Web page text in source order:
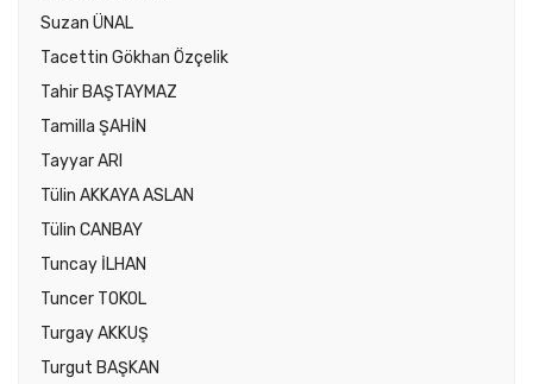
Suzan ÜNAL
Tacettin Gökhan Özçelik
Tahir BAŞTAYMAZ
Tamilla ŞAHİN
Tayyar ARI
Tülin AKKAYA ASLAN
Tülin CANBAY
Tuncay İLHAN
Tuncer TOKOL
Turgay AKKUŞ
Turgut BAŞKAN